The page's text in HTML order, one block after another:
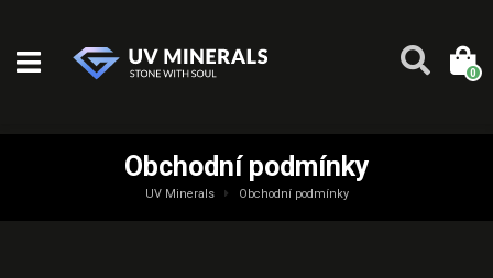
0
Obchodní podmínky
UV Minerals Obchodní podmínky